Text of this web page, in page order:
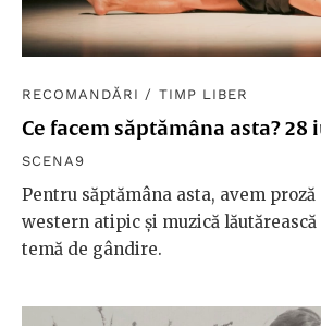
RECOMANDĂRI / TIMP LIBER
Ce facem săptămâna asta? 28
SCENA9
Pentru săptămâna asta, avem proză
western atipic și muzică
temă de gândire.